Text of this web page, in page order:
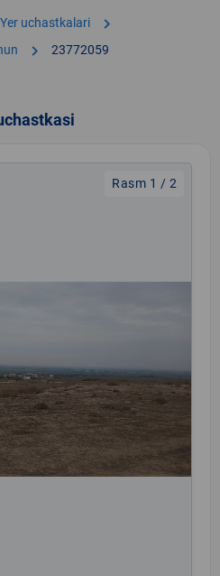
Yer uchastkalari chevron_right
chevron_right 23772059
Rasm 1 / 2